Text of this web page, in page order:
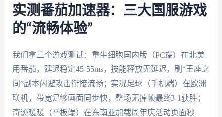
实测番茄加速器：三大国服游戏
的“流畅体验”
我们拿三个游戏测试：重生细胞国内版（PC端）在北美
用番茄，延迟稳定45-55ms，技能释放无延迟，刷“王座之
间”副本闪避攻击衔接流畅；实况足球（手机端）在欧洲
联机，带宽足够画面同步快，整场无掉帧最终3-1获胜；
奇迹暖暖（平板端）在东南亚加载周年庆活动页面秒